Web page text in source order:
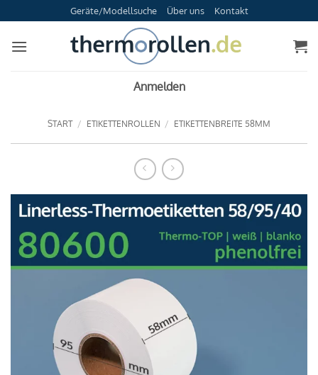
Inhalt
springen
Geräte/Modellsuche Über uns Kontakt
Anmelden
START / ETIKETTENROLLEN / ETIKETTENBREITE 58MM